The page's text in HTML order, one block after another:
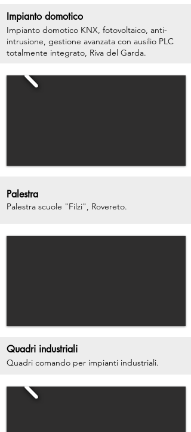
Impianto domotico
Impianto domotico KNX, fotovoltaico, anti-
intrusione, gestione avanzata con ausilio PLC
totalmente integrato, Riva del Garda.
Palestra
Palestra scuole "Filzi", Rovereto.
Quadri industriali
Quadri comando per impianti industriali.